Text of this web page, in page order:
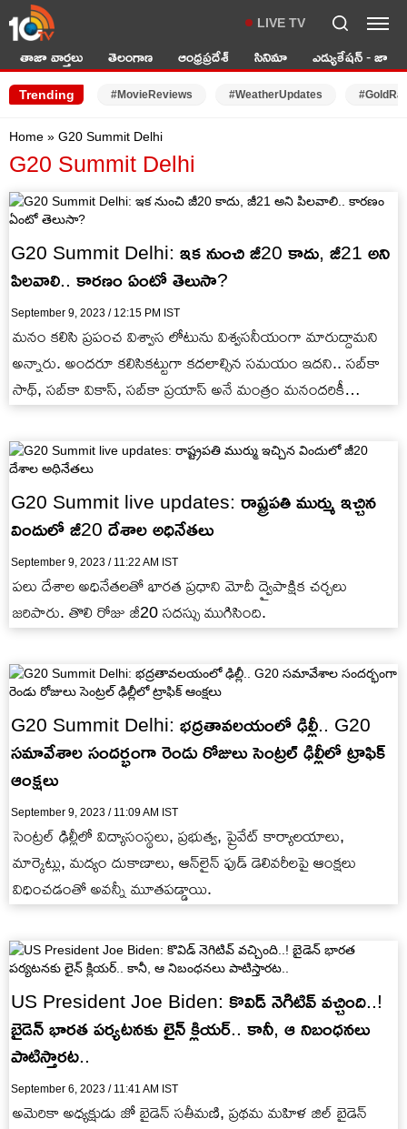
LIVE TV
తాజా వార్తలు తెలంగాణ ఆంధ్రప్రదేశ్ సినిమా ఎడ్యుకేషన్ - జాబ్స్
Trending #MovieReviews #WeatherUpdates
Home » G20 Summit Delhi
G20 Summit Delhi
G20 Summit Delhi: ఇక నుంచి జీ20 కాదు, జీ21 అని
పిలవాలి.. కారణం ఏంటో తెలుసా?
September 9, 2023 / 12:15 PM IST
మనం కలిసి ప్రపంచ విశ్వాస లోటును విశ్వసనీయంగా మారుద్దామని
అన్నారు. అందరూ కలిసికట్టుగా కదలాల్సిన సమయం ఇదని.. సబ్‌కా
సాథ్, సబ్‌కా వికాస్, సబ్‌కా ప్రయాస్ అనే మంత్రం మనందరికీ
G20 Summit live updates: రాష్ట్రపతి ముర్ము ఇచ్చిన
విందులో జీ20 దేశాల అధినేతలు
September 9, 2023 / 11:22 AM IST
పలు దేశాల అధినేతలతో భారత ప్రధాని మోదీ ద్వైపాక్షిక చర్చలు
జరిపారు. తొలి రోజు జీ20 సదస్సు ముగిసింది.
G20 Summit Delhi: భద్రతావలయంలో ఢిల్లీ.. G20
సమావేశాల సందర్భంగా రెండు రోజులు సెంట్రల్ ఢిల్లీలో ట్రాఫిక్
ఆంక్షలు
September 9, 2023 / 11:09 AM IST
సెంట్రల్ ఢిల్లీలో విద్యాసంస్థలు, ప్రభుత్వ, ప్రైవేట్ కార్యాలయాలు,
మార్కెట్లు, మద్యం దుకాణాలు, ఆన్‌లైన్ ఫుడ్ డెలివరీలపై ఆంక్షలు
విధించడంతో అవన్నీ మూతపడ్డాయి.
US President Joe Biden: కొవిడ్ నెగిటివ్ వచ్చింది..!
బైడెన్ భారత పర్యటనకు లైన్ క్లియర్.. కానీ, ఆ నిబంధనలు
పాటిస్తారట..
September 6, 2023 / 11:41 AM IST
అమెరికా అధ్యక్షుడు జో బైడెన్ సతీమణి, ప్రథమ మహిళ జిల్ బైడెన్